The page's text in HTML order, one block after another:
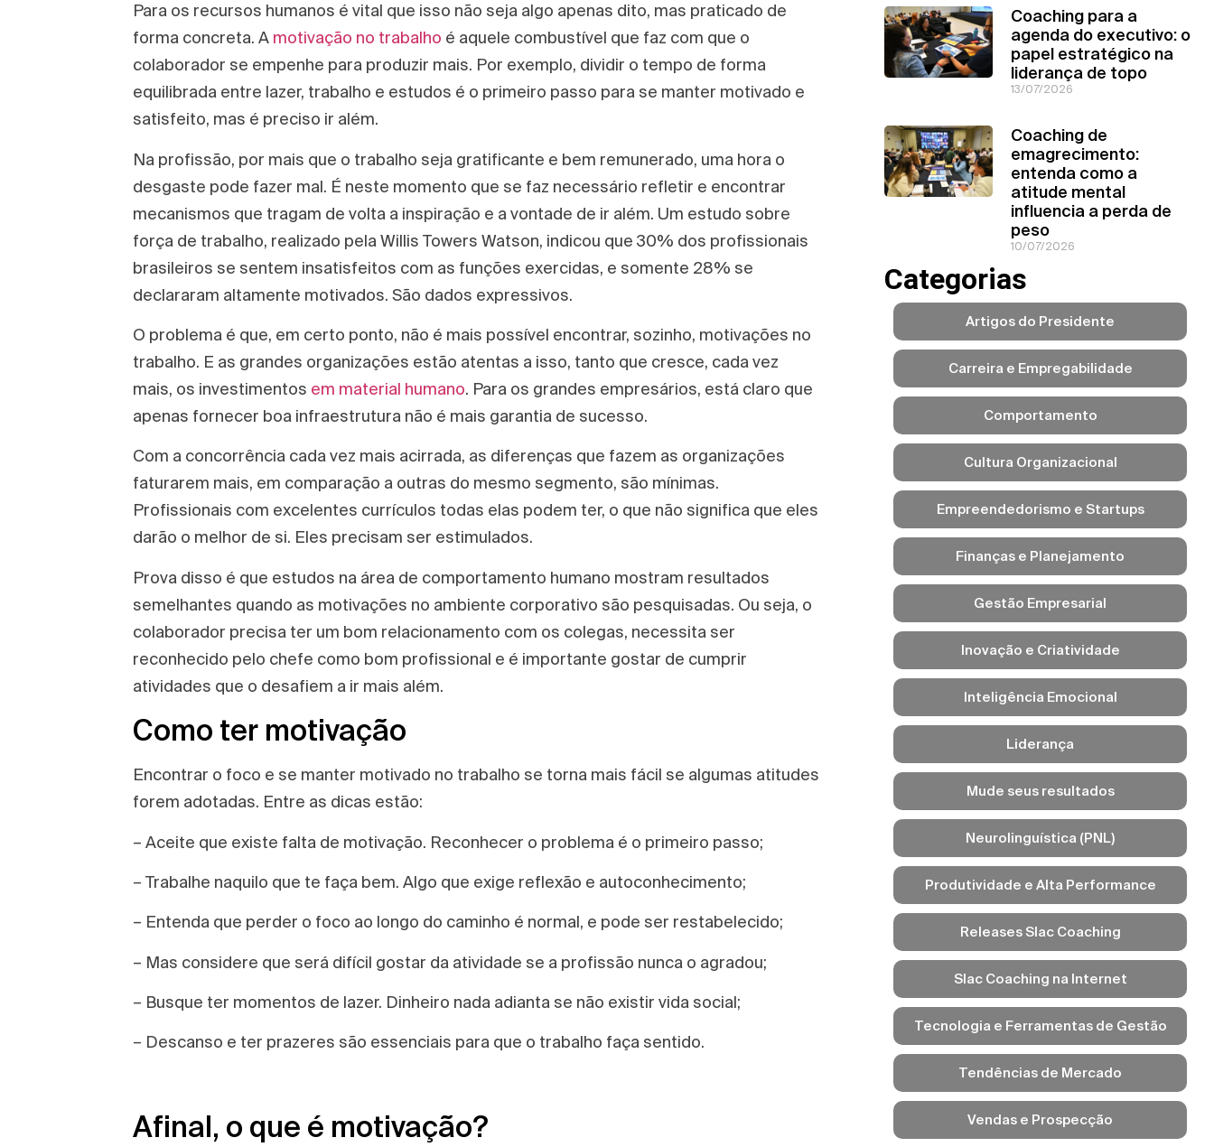
Para os recursos humanos é vital que isso não seja algo apenas dito, mas praticado de
forma concreta. A motivação no trabalho é aquele combustível que faz com que o
colaborador se empenhe para produzir mais. Por exemplo, dividir o tempo de forma
equilibrada entre lazer, trabalho e estudos é o primeiro passo para se manter motivado e
satisfeito, mas é preciso ir além.
Na profissão, por mais que o trabalho seja gratificante e bem remunerado, uma hora o
desgaste pode fazer mal. É neste momento que se faz necessário refletir e encontrar
mecanismos que tragam de volta a inspiração e a vontade de ir além. Um estudo sobre
força de trabalho, realizado pela Willis Towers Watson, indicou que 30% dos profissionais
brasileiros se sentem insatisfeitos com as funções exercidas, e somente 28% se
declararam altamente motivados. São dados expressivos.
O problema é que, em certo ponto, não é mais possível encontrar, sozinho, motivações no
trabalho. E as grandes organizações estão atentas a isso, tanto que cresce, cada vez
mais, os investimentos em material humano. Para os grandes empresários, está claro que
apenas fornecer boa infraestrutura não é mais garantia de sucesso.
Com a concorrência cada vez mais acirrada, as diferenças que fazem as organizações
faturarem mais, em comparação a outras do mesmo segmento, são mínimas.
Profissionais com excelentes currículos todas elas podem ter, o que não significa que eles
darão o melhor de si. Eles precisam ser estimulados.
Prova disso é que estudos na área de comportamento humano mostram resultados
semelhantes quando as motivações no ambiente corporativo são pesquisadas. Ou seja, o
colaborador precisa ter um bom relacionamento com os colegas, necessita ser
reconhecido pelo chefe como bom profissional e é importante gostar de cumprir
atividades que o desafiem a ir mais além.
Como ter motivação
Encontrar o foco e se manter motivado no trabalho se torna mais fácil se algumas atitudes
forem adotadas. Entre as dicas estão:
– Aceite que existe falta de motivação. Reconhecer o problema é o primeiro passo;
– Trabalhe naquilo que te faça bem. Algo que exige reflexão e autoconhecimento;
– Entenda que perder o foco ao longo do caminho é normal, e pode ser restabelecido;
– Mas considere que será difícil gostar da atividade se a profissão nunca o agradou;
– Busque ter momentos de lazer. Dinheiro nada adianta se não existir vida social;
– Descanso e ter prazeres são essenciais para que o trabalho faça sentido.
Afinal, o que é motivação?
Coaching para a
agenda do executivo: o
papel estratégico na
liderança de topo
13/07/2026
Coaching de
emagrecimento:
entenda como a
atitude mental
influencia a perda de
peso
10/07/2026
Categorias
Artigos do Presidente
Carreira e Empregabilidade
Comportamento
Cultura Organizacional
Empreendedorismo e Startups
Finanças e Planejamento
Gestão Empresarial
Inovação e Criatividade
Inteligência Emocional
Liderança
Mude seus resultados
Neurolinguística (PNL)
Produtividade e Alta Performance
Releases Slac Coaching
Slac Coaching na Internet
Tecnologia e Ferramentas de Gestão
Tendências de Mercado
Vendas e Prospecção